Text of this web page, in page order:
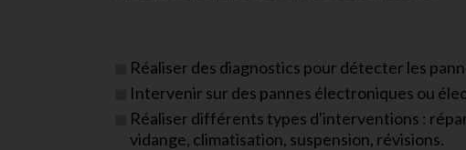
Réaliser des diagnostics pour détecter les
Intervenir sur des pannes électroniques ou
Réaliser différents types d'interventions :
vidange, climatisation, suspension, révisions.